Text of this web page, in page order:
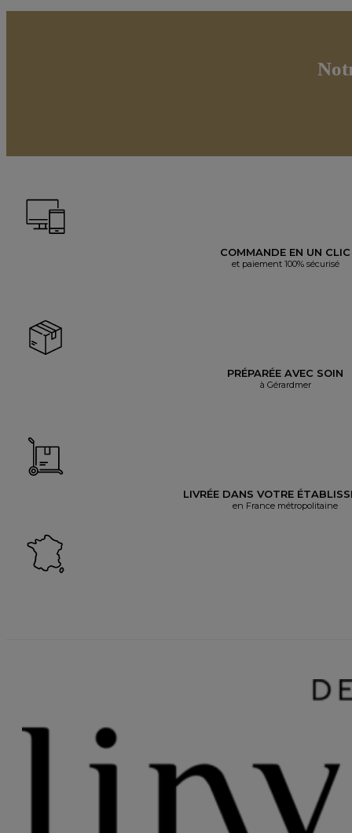
COMMANDE EN UN CLIC
et paiement 100% sécurisé
PRÉPARÉE AVEC SOIN
à Gérardmer
LIVRÉE DANS VOTRE
en France métropolitaine